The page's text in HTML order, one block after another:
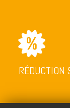
RÉDUCTION